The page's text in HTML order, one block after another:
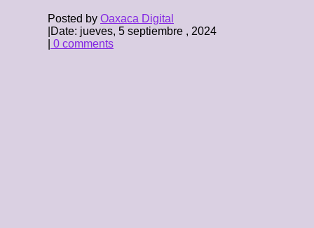
Posted by Oaxaca Digital
Date: jueves, 5 septiembre , 2024
0 comments